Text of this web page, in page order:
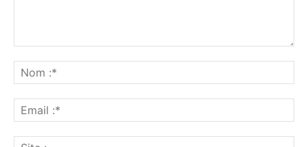
:*
:*